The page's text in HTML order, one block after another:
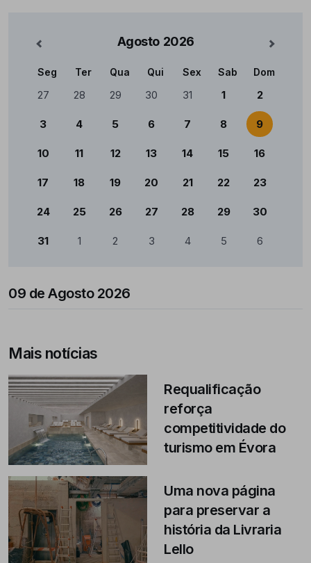
Agosto 2026 Mês
Calendário
Seg Ter Qua Qui Sex Sab Dom
27 28 29 30 31 1 2
3 4 5 6 7 8 9
10 11 12 13 14 15 16
17 18 19 20 21 22 23
24 25 26 27 28 29 30
31 1 2 3 4 5 6
09 de Agosto 2026
Mais notícias
Requalificação
reforça
competitividade do
turismo em Évora
Uma nova página
para preservar a
história da Livraria
Lello